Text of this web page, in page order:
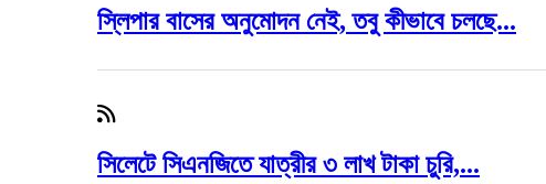
স্লিপার বাসের অনুমোদন নেই, তবু কীভাবে চলছে...
সিলেটে সিএনজিতে যাত্রীর ৩ লাখ টাকা চুরি,...